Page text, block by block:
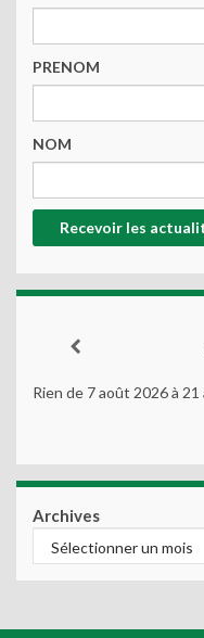
PRENOM
NOM
Rien de 7 août 2026 à
Archives